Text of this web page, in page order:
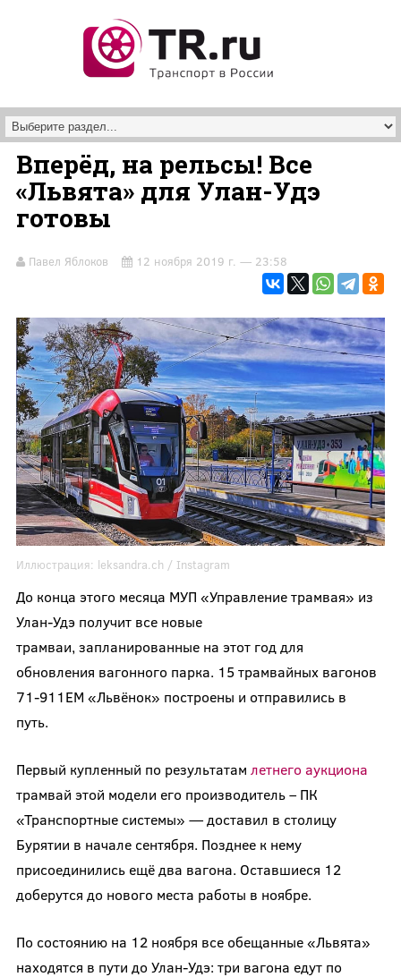
Вперёд, на рельсы! Все
«Львята» для Улан-Удэ
готовы
Павел Яблоков 12 ноября 2019 г. — 23:58
Иллюстрация: leksandra.ch / Instagram
До конца этого месяца МУП «Управление трамвая» из
Улан-Удэ получит все новые
трамваи, запланированные на этот год для
обновления вагонного парка. 15 трамвайных вагонов
71-911ЕМ «Львёнок» построены и отправились в
путь.
Первый купленный по результатам летнего аукциона
трамвай этой модели его производитель – ПК
«Транспортные системы» — доставил в столицу
Бурятии в начале сентября. Позднее к нему
присоединились ещё два вагона. Оставшиеся 12
доберутся до нового места работы в ноябре.
По состоянию на 12 ноября все обещанные «Львята»
находятся в пути до Улан-Удэ: три вагона едут по